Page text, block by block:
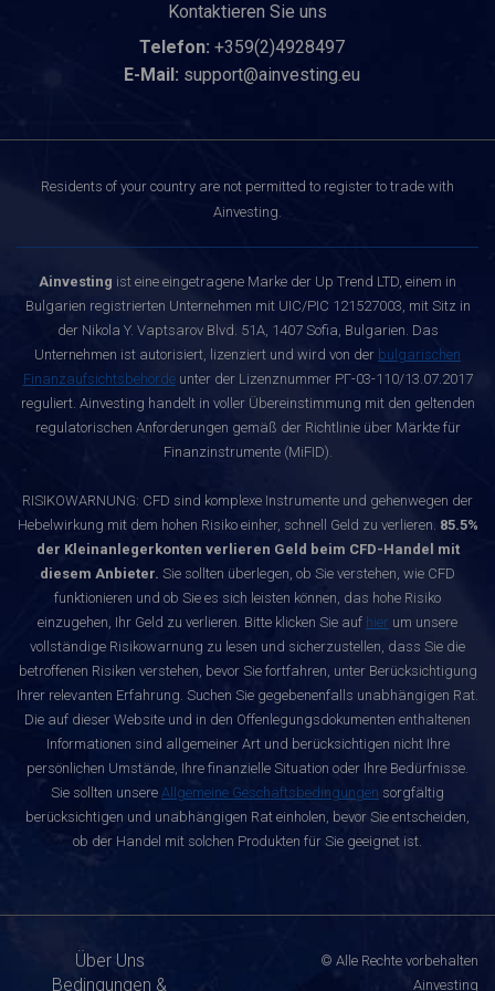
Kontaktieren Sie uns
Telefon: +359(2)4928497
E-Mail: support@ainvesting.eu
Residents of your country are not permitted to register to trade with
Ainvesting.
Ainvesting ist eine eingetragene Marke der Up Trend LTD, einem in
Bulgarien registrierten Unternehmen mit UIC/PIC 121527003, mit Sitz in
der Nikola Y. Vaptsarov Blvd. 51A, 1407 Sofia, Bulgarien. Das
Unternehmen ist autorisiert, lizenziert und wird von der bulgarischen
Finanzaufsichtsbehördeunter der Lizenznummer РГ-03-110/13.07.2017
reguliert. Ainvesting handelt in voller Übereinstimmung mit den geltenden
regulatorischen Anforderungen gemäß der Richtlinie über Märkte für
Finanzinstrumente (MiFID).
RISIKOWARNUNG: CFD sind komplexe Instrumente und gehenwegen der
Hebelwirkung mit dem hohen Risiko einher, schnell Geld zu verlieren. 85.5%
der Kleinanlegerkonten verlieren Geld beim CFD-Handel mit
diesem Anbieter. Sie sollten überlegen, ob Sie verstehen, wie CFD
funktionieren und ob Sie es sich leisten können, das hohe Risiko
einzugehen, Ihr Geld zu verlieren. Bitte klicken Sie auf hier um unsere
vollständige Risikowarnung zu lesen und sicherzustellen, dass Sie die
betroffenen Risiken verstehen, bevor Sie fortfahren, unter Berücksichtigung
Ihrer relevanten Erfahrung. Suchen Sie gegebenenfalls unabhängigen Rat.
Die auf dieser Website und in den Offenlegungsdokumenten enthaltenen
Informationen sind allgemeiner Art und berücksichtigen nicht Ihre
persönlichen Umstände, Ihre finanzielle Situation oder Ihre Bedürfnisse.
Sie sollten unsere Allgemeine Geschäftsbedingungen sorgfältig
berücksichtigen und unabhängigen Rat einholen, bevor Sie entscheiden,
ob der Handel mit solchen Produkten für Sie geeignet ist.
Über Uns
Bedingungen &
© Alle Rechte vorbehalten
Ainvesting